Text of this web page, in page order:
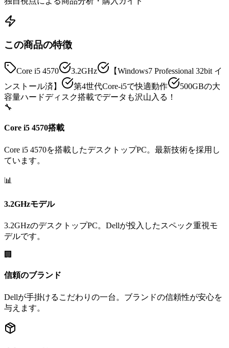
この商品の特徴
Core i5 4570 3.2GHz
【Windows7 Professional 32bit イ
ンストール済】
第4世代Core-i5で快適動作
500GBの大
容量ハードディスク搭載でデータも沢山入る！
🔧
Core i5 4570搭載
Core i5 4570を搭載したデスクトップPC。最新技術を採用し
ています。
📊
3.2GHzモデル
3.2GHzのデスクトップPC。Dellが投入したスペック重視モ
デルです。
🏢
信頼のブランド
Dellが手掛けるこだわりの一台。ブランドの信頼性が安心を
与えます。